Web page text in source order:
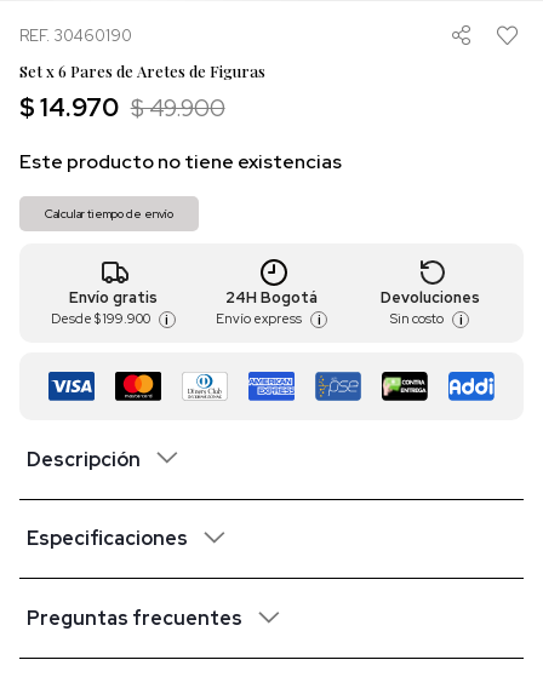
REF. 30460190
Set x 6 Pares de Aretes de Figuras
$ 14.970 $ 49.900
Este producto no tiene existencias
Calcular tiempo de envío
Envío gratis
Desde $ 199.900 i
24H Bogotá
Envío express i
Devoluciones
Sin costo i
Descripción
Especificaciones
Preguntas frecuentes